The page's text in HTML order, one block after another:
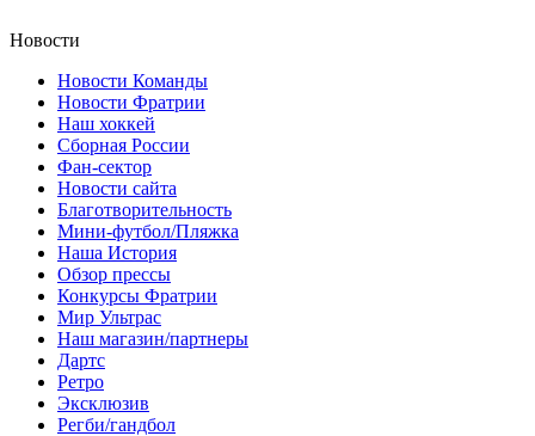
Новости
Новости Команды
Новости Фратрии
Наш хоккей
Сборная России
Фан-cектор
Новости сайта
Благотворительность
Мини-футбол/Пляжка
Наша История
Обзор прессы
Конкурсы Фратрии
Мир Ультрас
Наш магазин/партнеры
Дартс
Ретро
Эксклюзив
Регби/гандбол